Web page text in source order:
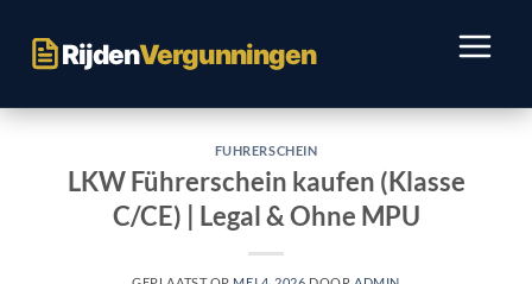
naar
inhoud
RijdenVergunningen
FUHRERSCHEIN
LKW Führerschein kaufen (Klasse
C/CE) | Legal & Ohne MPU